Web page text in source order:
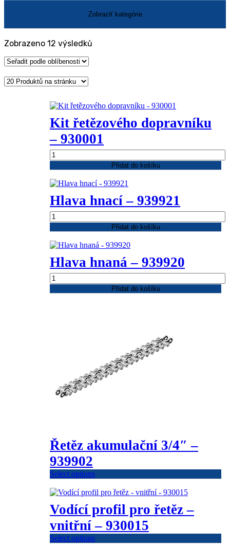
Zobrazeno 12 výsledků
Kit řetězového dopravníku
– 930001
Kit
řetězového
dopravníku
-
množství
Přidat do košíku
Hlava hnací – 939921
Hlava
hnací
-
939921
Přidat do košíku
Hlava hnaná – 939920
Hlava
hnaná
-
Přidat do košíku
Řetěz akumulační 3/4″ –
939902
Select options
Vodící profil pro řetěz –
vnitřní – 930015
Select options